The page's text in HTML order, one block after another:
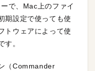
で、Mac上のファイ
期設定で使っても使
トウェアによって使
す。
（Commander